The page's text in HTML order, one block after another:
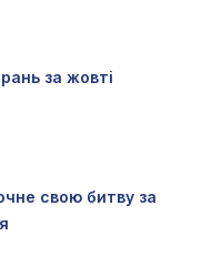
за жовті
свою битву за